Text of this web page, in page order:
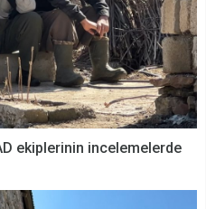
ekiplerinin incelemelerde